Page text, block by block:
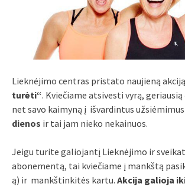
Lieknėjimo centras pristato naujieną akciją
turėti“. Kviečiame atsivesti vyrą,
net savo kaimyną į išvardintus užsiėmimus
dienos ir tai jam nieko nekainuos.
Jeigu turite galiojantį Lieknėjimo ir
abonementą, tai kviečiame į mankštą
ą) ir mankštinkitės kartu. Akcija galioja